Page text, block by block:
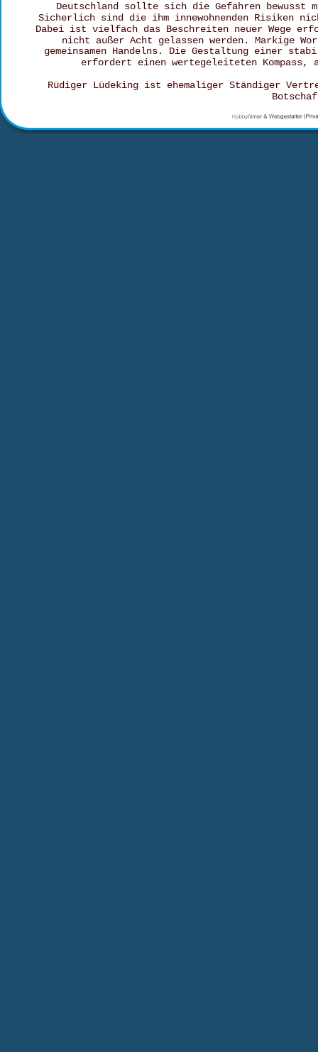
Deutschland sollte sich die Gefahren bewusst
Sicherlich sind die ihm innewohnenden Risiken
Dabei ist vielfach das Beschreiten neuer Wege
nicht außer Acht gelassen werden. Markige
gemeinsamen Handelns. Die Gestaltung einer
erfordert einen wertegeleiteten
Rüdiger Lüdeking ist ehemaliger Ständiger